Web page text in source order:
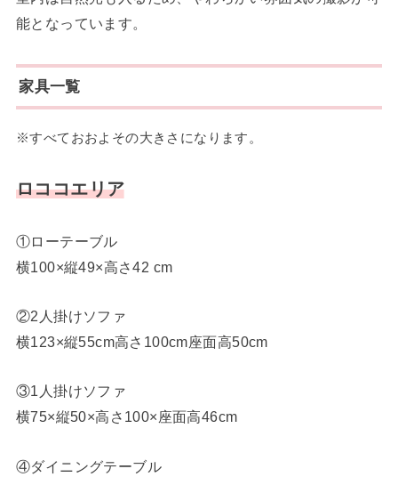
能となっています。
家具一覧
※すべておおよその大きさになります。
ロココエリア
①ローテーブル
横100×縦49×高さ42 cm
②2人掛けソファ
横123×縦55cm高さ100cm座面高50cm
③1人掛けソファ
横75×縦50×高さ100×座面高46cm
④ダイニングテーブル